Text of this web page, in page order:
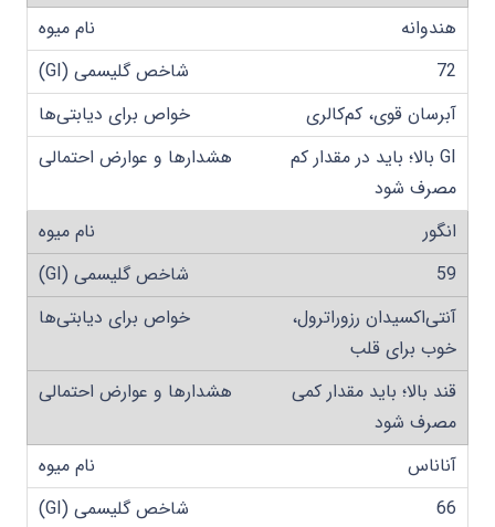
هندوانه
72
آبرسان قوی، کم‌کالری
GI بالا؛ باید در مقدار کم
مصرف شود
انگور
59
آنتی‌اکسیدان رزوراترول،
خوب برای قلب
قند بالا؛ باید مقدار کمی
مصرف شود
آناناس
66